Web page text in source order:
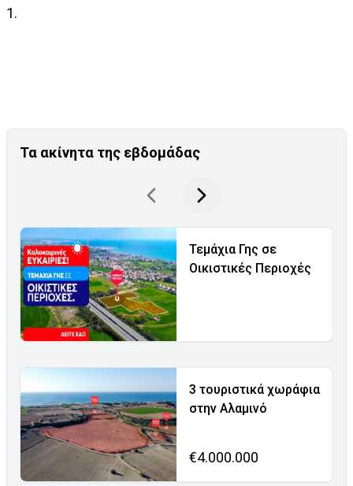
1.
Τα ακίνητα της εβδομάδας
Τεμάχια Γης σε
Οικιστικές Περιοχές
3 τουριστικά χωράφια
στην Αλαμινό
€4.000.000